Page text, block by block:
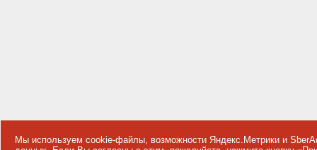
Мы используем cookie-файлы, возможности Яндекс.Метрики и